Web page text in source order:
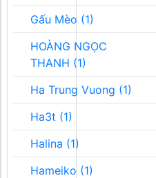
Gấu Mèo (1)
HOÀNG NGỌC
THANH (1)
Ha Trung Vuong (1)
Ha3t (1)
Halina (1)
Hameiko (1)